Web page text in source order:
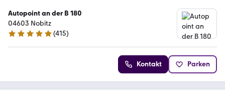
Autopoint an der B 180
04603 Nobitz
5 Sterne
(415)
Kontakt Parken